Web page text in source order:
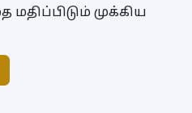
முக்கிய